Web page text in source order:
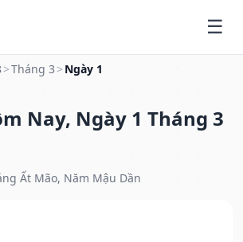
>Tháng 3 > Ngày 1
Nay, Ngày 1 Tháng 3
Ất Mão, Năm Mậu Dần